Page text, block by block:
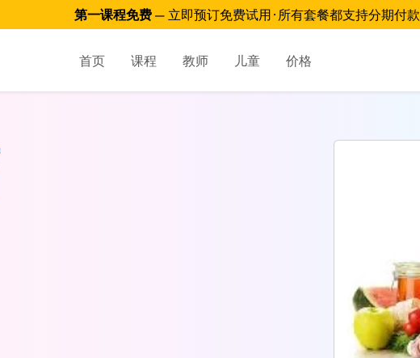
第一课程免费 — 立即预订免费试用 · 所有套餐都支持分期付款
首页 课程 教师 儿童 价格